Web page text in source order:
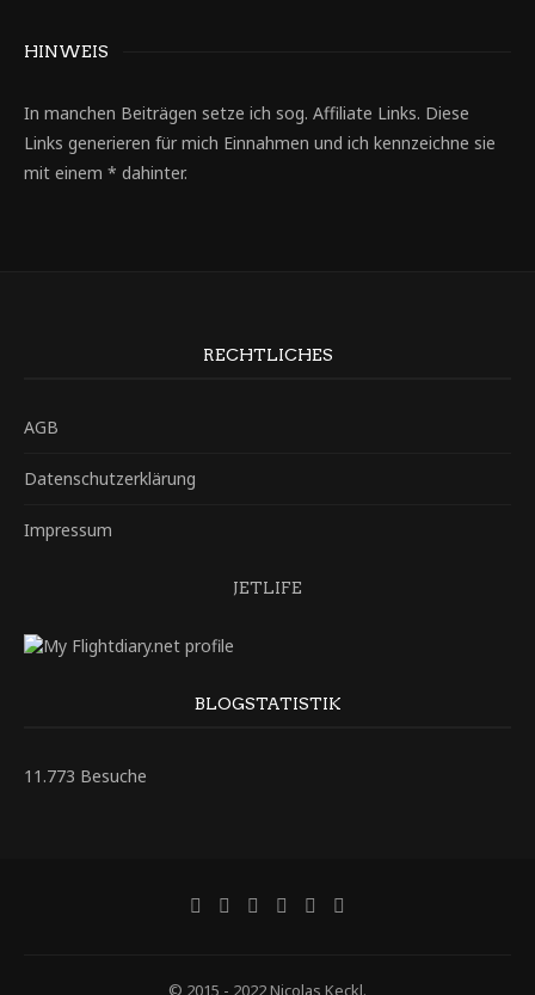
HINWEIS
In manchen Beiträgen setze ich sog. Affiliate Links. Diese
Links generieren für mich Einnahmen und ich kennzeichne sie
mit einem * dahinter.
RECHTLICHES
AGB
Datenschutzerklärung
Impressum
JETLIFE
BLOGSTATISTIK
11.773 Besuche
© 2015 - 2022 Nicolas Keckl.